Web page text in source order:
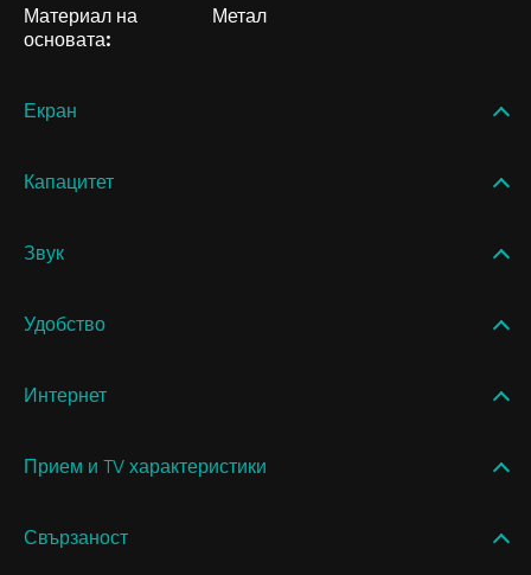
Материал на
основата:
Метал
Екран
Капацитет
Звук
Удобство
Интернет
Прием и TV характеристики
Свързаност